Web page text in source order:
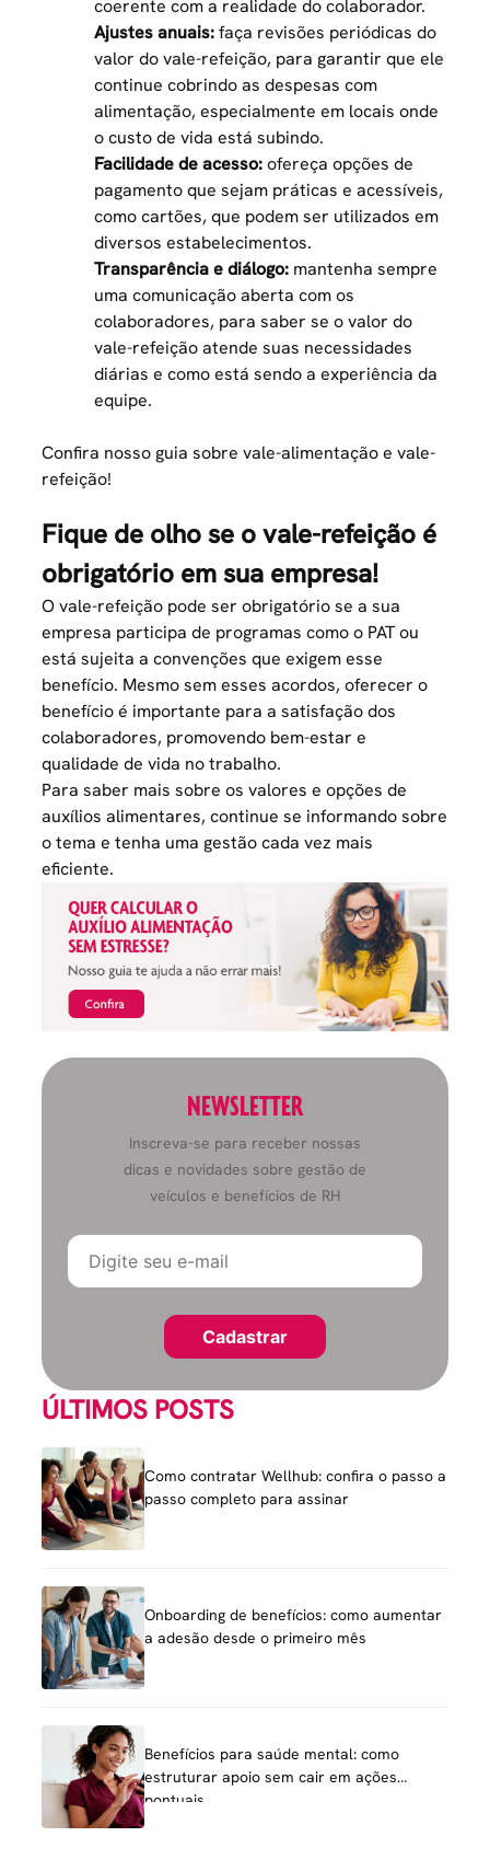
coerente com a realidade do colaborador.
Ajustes anuais:faça revisões periódicas do
valor do vale-refeição, para garantir que ele
continue cobrindo as despesas com
alimentação, especialmente em locais onde
o custo de vida está subindo.
Facilidade de acesso:ofereça opções de
pagamento que sejam práticas e acessíveis,
como cartões, que podem ser utilizados em
diversos estabelecimentos.
Transparência e diálogo: mantenha sempre
uma comunicação aberta com os
colaboradores, para saber se o valor do
vale-refeição atende suas necessidades
diárias e como está sendo a experiência da
equipe.
Confira nosso guia sobrevale-alimentação e vale-
refeição!
Fique de olho se o vale-refeição é
obrigatório em sua empresa!
O vale-refeição pode ser obrigatório se a sua
empresa participa de programas como o PAT ou
está sujeita a convenções que exigem esse
benefício. Mesmo sem esses acordos, oferecer o
benefício é importante para a satisfação dos
colaboradores, promovendo bem-estar e
qualidade de vida no trabalho.
Para saber mais sobre os valores e opções de
auxílios alimentares, continue se informando sobre
o tema e tenha uma gestão cada vez mais
eficiente.
NEWSLETTER
Inscreva-se para receber nossas
dicas e novidades sobre gestão de
veículos e benefícios de RH
ÚLTIMOS POSTS
Como contratar Wellhub: confira o passo a
passo completo para assinar
Onboarding de benefícios: como aumentar
a adesão desde o primeiro mês
Benefícios para saúde mental: como
estruturar apoio sem cair em ações
pontuais